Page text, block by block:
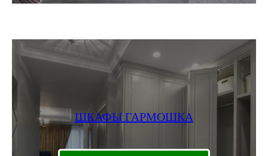
ШКАФЫ ГАРМОШКА